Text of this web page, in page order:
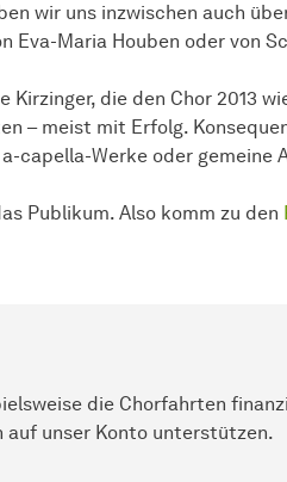
wir uns inzwischen auch
Maria Houben oder von
Kirzinger, die den Chor 2013
– meist mit Erfolg.
capella-Werke oder gemeine
Publikum. Also komm zu den
die Chorfahrten
auf unser Konto unterstützen.